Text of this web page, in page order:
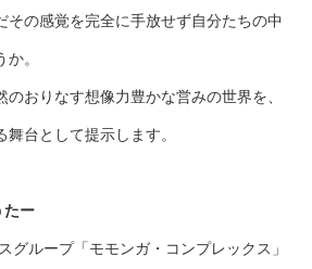
その感覚を完全に手放せず自分たちの中
。
のおりなす想像力豊かな営みの世界を、
台として提示します。
たー
グループ「モモンガ・コンプレックス」